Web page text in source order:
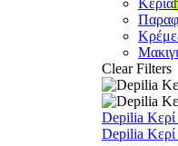
Κεριά
Clear Filters
Depilia Κερί
Depilia Κερί